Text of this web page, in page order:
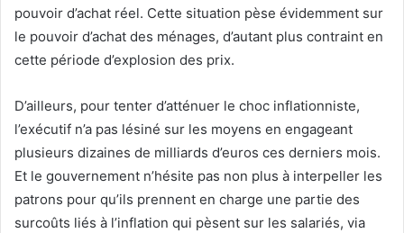
pouvoir d’achat réel. Cette situation pèse évidemment sur
le pouvoir d’achat des ménages, d’autant plus contraint en
cette période d’explosion des prix.
D’ailleurs, pour tenter d’atténuer le choc inflationniste,
l’exécutif n’a pas lésiné sur les moyens en engageant
plusieurs dizaines de milliards d’euros ces derniers mois.
Et le gouvernement n’hésite pas non plus à interpeller les
patrons pour qu’ils prennent en charge une partie des
surcoûts liés à l’inflation qui pèsent sur les salariés, via